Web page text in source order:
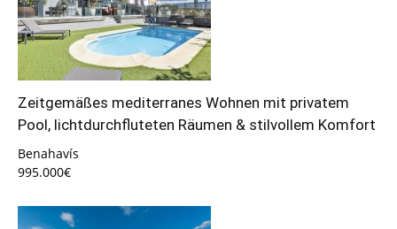
Zeitgemäßes mediterranes Wohnen mit privatem
Pool, lichtdurchfluteten Räumen & stilvollem Komfort
Benahavís
995.000€